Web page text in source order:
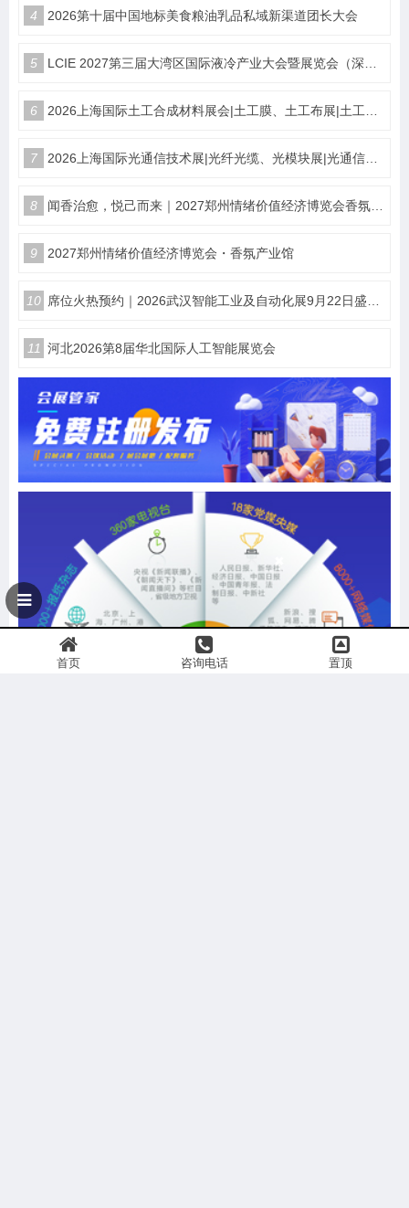
4 2026第十届中国地标美食粮油乳品私域新渠道团长大会
5 LCIE 2027第三届大湾区国际液冷产业大会暨展览会（深圳）
6 2026上海国际土工合成材料展会|土工膜、土工布展|土工合成材料仪器、设备展览会
7 2026上海国际光通信技术展|光纤光缆、光模块展|光通信设备展览会
8 闻香治愈，悦己而来｜2027郑州情绪价值经济博览会香氛产业馆
9 2027郑州情绪价值经济博览会・香氛产业馆
10 席位火热预约｜2026武汉智能工业及自动化展9月22日盛大开幕
11 河北2026第8届华北国际人工智能展览会
首页 咨询电话 置顶